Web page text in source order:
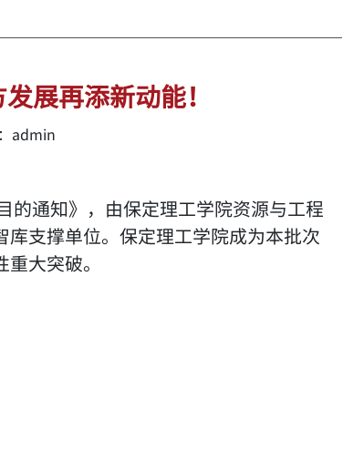
展再添新动能！
admin
的通知》，由保定理工学院资源与工程
支撑单位。保定理工学院成为本批次
大突破。